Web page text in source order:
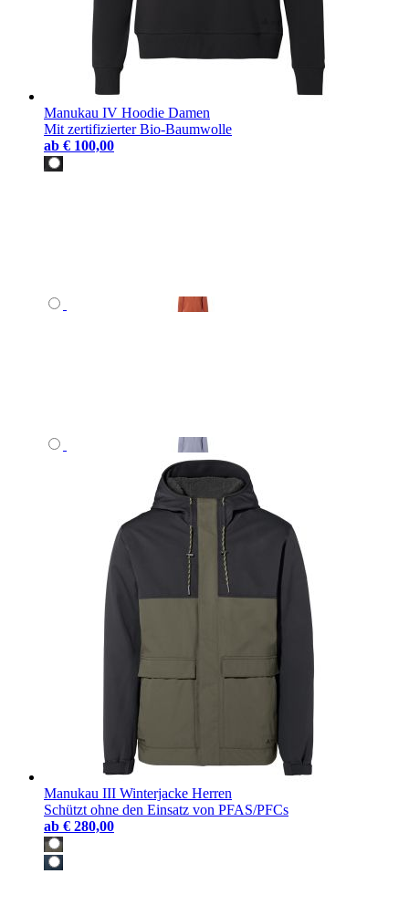
Manukau IV Hoodie Damen
Mit zertifizierter Bio-Baumwolle
ab € 100,00
Manukau III Winterjacke Herren
Schützt ohne den Einsatz von PFAS/PFCs
ab € 280,00